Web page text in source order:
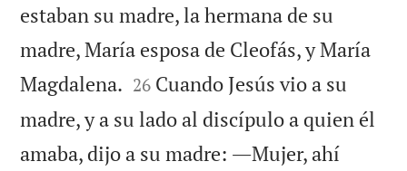
estaban su madre, la hermana de su
madre, María esposa de Cleofás, y María
Magdalena. 

26 Cuando Jesús vio a su
madre, y a su lado al discípulo a quien él
amaba, dijo a su madre: ―Mujer, ahí